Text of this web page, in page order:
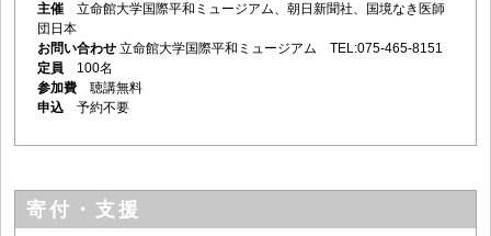
主催 立命館大学国際平和ミュージアム、朝日新聞社、国境なき医師
団日本
お問い合わせ 立命館大学国際平和ミュージアム TEL:075-465-8151
定員 100名
参加費 聴講無料
申込 予約不要
寄付・支援